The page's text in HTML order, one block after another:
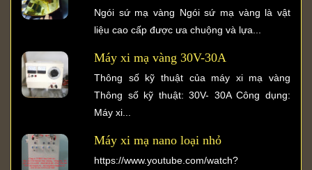
Ngói sứ mạ vàng Ngói sứ mạ vàng là vật
liệu cao cấp được ưa chuộng và lựa...
Máy xi mạ vàng 30V-30A
Thông số kỹ thuật của máy xi mạ vàng
Thông số kỹ thuật: 30V- 30A Công dụng:
Máy xi...
Máy xi mạ nano loại nhỏ
https://www.youtube.com/watch?